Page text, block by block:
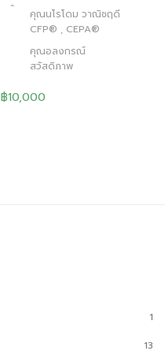
คุณนโรโดม วาณิชฤดี
CFP® , CEPA®
คุณอลงกรณ์
สวัสดิภาพ
฿10,000
1
13